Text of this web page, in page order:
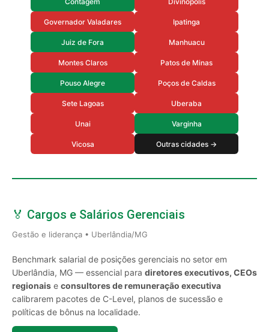
Governador Valadares Ipatinga
Juiz de Fora Manhuacu
Montes Claros Patos de Minas
Pouso Alegre Poços de Caldas
Sete Lagoas Uberaba
Unai Varginha
Vicosa Outras cidades →
🏅 Cargos e Salários Gerenciais
Gestão e liderança • Uberlândia/MG
Benchmark salarial de posições gerenciais no setor em
Uberlândia, MG — essencial para diretores executivos, CEOs
regionais e consultores de remuneração executiva
calibrarem pacotes de C-Level, planos de sucessão e
políticas de bônus na localidade.